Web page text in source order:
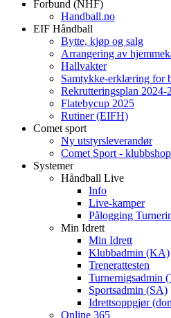
Forbund (NHF)
Handball.no
EIF Håndball
Bytte, kjøp og salg
Arrangering av
Hallvakter
Samtykke-erklæring for
Rekrutteringsplan 2024-
Flatebycup 2025
Rutiner (EIFH)
Comet sport
Ny utstyrsleverandør
Comet Sport - klubbshop
Systemer
Håndball Live
Info
Live-kamper
Pålogging
Min Idrett
Min Idrett
Klubbadmin (KA)
Trenerattesten
Turnernigsadmin
Sportsadmin (SA)
Idrettsoppgjør
Online 365